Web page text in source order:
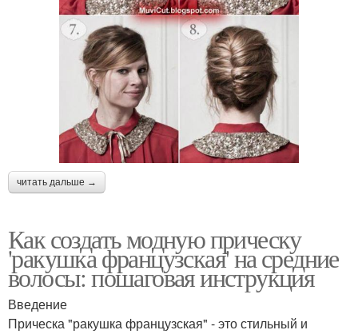
читать дальше →
Как создать модную прическу
'ракушка французская' на средние
волосы: пошаговая инструкция
Введение
Прическа "ракушка французская" - это стильный и